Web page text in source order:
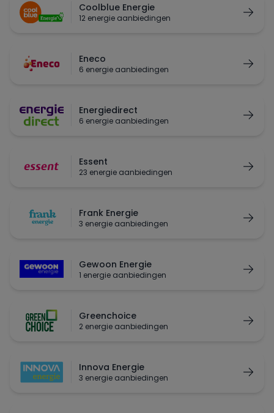
Coolblue Energie
12 energie aanbiedingen
Eneco
6 energie aanbiedingen
Energiedirect
6 energie aanbiedingen
Essent
23 energie aanbiedingen
Frank Energie
3 energie aanbiedingen
Gewoon Energie
1 energie aanbiedingen
Greenchoice
2 energie aanbiedingen
Innova Energie
3 energie aanbiedingen